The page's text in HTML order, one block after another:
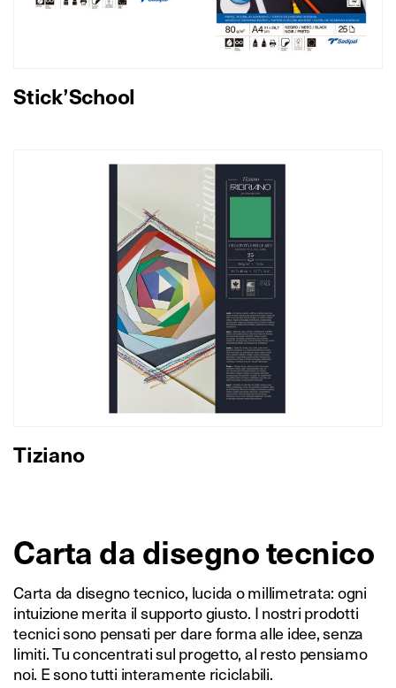
Stick’School
Tiziano
Carta da disegno tecnico
Carta da disegno tecnico, lucida o millimetrata: ogni
intuizione merita il supporto giusto. I nostri prodotti
tecnici sono pensati per dare forma alle idee, senza
limiti. Tu concentrati sul progetto, al resto pensiamo
noi. E sono tutti interamente riciclabili.